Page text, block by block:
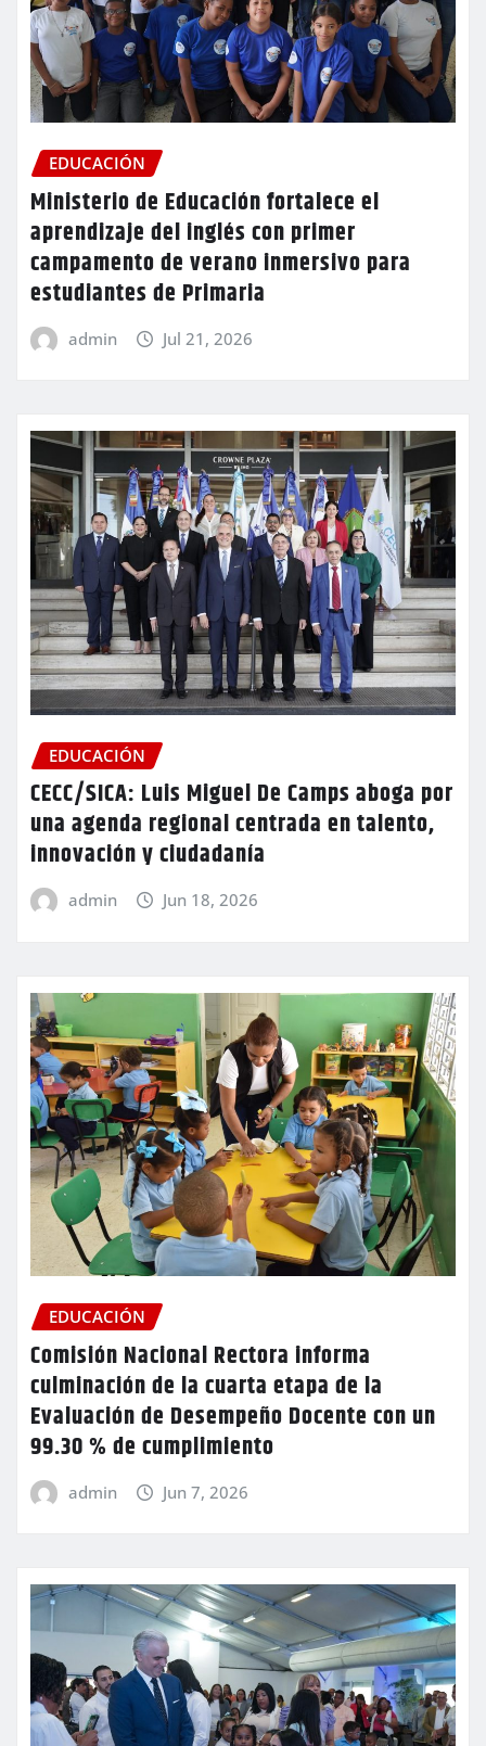
EDUCACIÓN
Ministerio de Educación fortalece el
aprendizaje del inglés con primer
campamento de verano inmersivo para
estudiantes de Primaria
admin Jul 21, 2026
EDUCACIÓN
CECC/SICA: Luis Miguel De Camps aboga por
una agenda regional centrada en talento,
innovación y ciudadanía
admin Jun 18, 2026
EDUCACIÓN
Comisión Nacional Rectora informa
culminación de la cuarta etapa de la
Evaluación de Desempeño Docente con un
99.30 % de cumplimiento
admin Jun 7, 2026